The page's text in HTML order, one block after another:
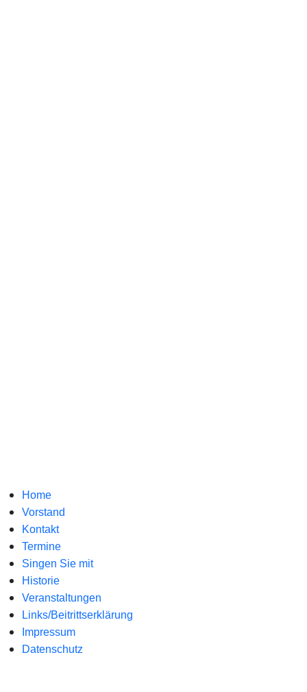
Home
Vorstand
Kontakt
Termine
Singen Sie mit
Historie
Veranstaltungen
Links/Beitrittserklärung
Impressum
Datenschutz